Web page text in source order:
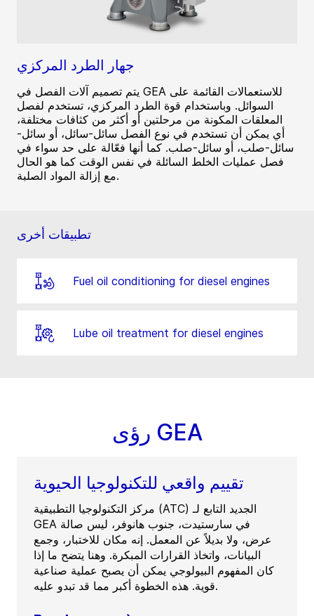
جهار الطرد المركزي
يتم تصميم آلات الفصل في GEA للاستعمالات القائمة على
السوائل. وباستخدام قوة الطرد المركزي، تستخدم لفصل
المعلقات المكونة من مرحلتين أو أكثر من كثافات مختلفة،
أي يمكن أن تستخدم في نوع الفصل سائل-سائل، أو سائل-
سائل-صلب، أو سائل-صلب. كما أنها فعّالة على حد سواء في
فصل عمليات الخلط السائلة في نفس الوقت كما هو الحال
مع إزالة المواد الصلبة.
تطبيقات أخرى
Fuel oil conditioning for diesel engines
Lube oil treatment for diesel engines
رؤى GEA
تقييم واقعي للتكنولوجيا الحيوية
مركز التكنولوجيا التطبيقية (ATC) الجديد التابع لـ
GEA في سارستيدت، جنوب هانوفر، ليس صالة
عرض، ولا بديلاً عن المعمل. إنه مكان للاختبار، وجمع
البيانات، واتخاذ القرارات المبكرة. وهنا يتضح ما إذا
كان المفهوم البيولوجي يمكن أن يصبح عملية صناعية
قوية. هذه الخطوة أكبر مما قد تبدو عليه.